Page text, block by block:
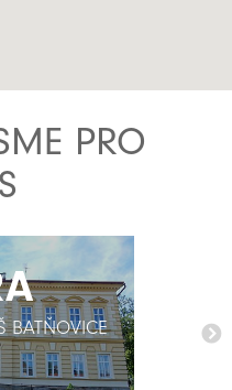
PRO
BATŇOVICE
BATŇOVICE